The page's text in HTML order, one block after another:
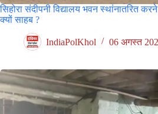
सिहोरा संदीपनी विद्यालय भवन स्थांनातरित
क्यों साहब ?
IndiaPolKhol 06 अगस्त